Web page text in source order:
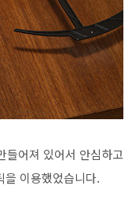
들어져 있어서 안심하고
이용했었습니다.